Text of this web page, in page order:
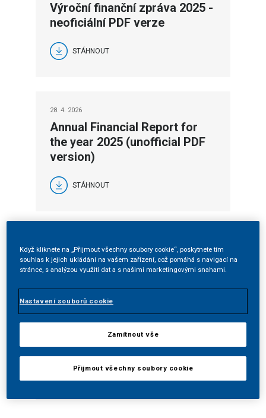
Výroční finanční zpráva 2025 -
neoficiální PDF verze
STÁHNOUT
28. 4. 2026
Annual Financial Report for
the year 2025 (unofficial PDF
version)
STÁHNOUT
2025
Pololetní finanční zpráva
STÁHNOUT
Když kliknete na „Přijmout všechny soubory cookie“, poskytnete tím
souhlas k jejich ukládání na vašem zařízení, což pomáhá s navigací na
stránce, s analýzou využití dat a s našimi marketingovými snahami.
Nastavení souborů cookie
Zamítnout vše
Přijmout všechny soubory cookie